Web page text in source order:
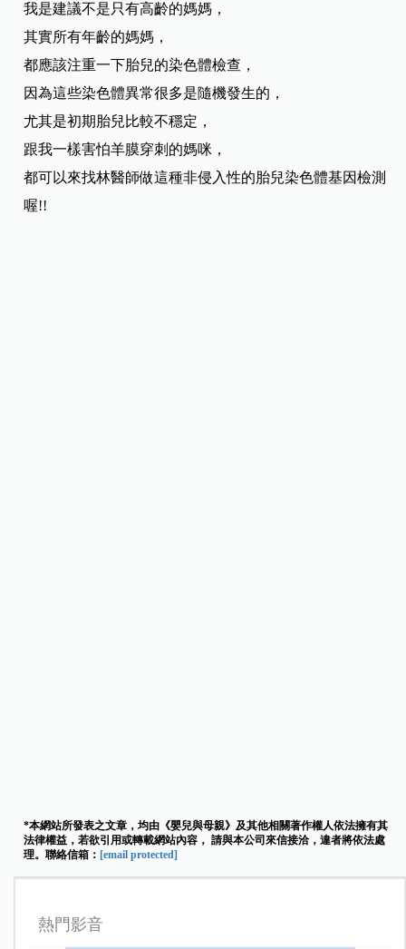
我是建議不是只有高齡的媽媽，
其實所有年齡的媽媽，
都應該注重一下胎兒的染色體檢查，
因為這些染色體異常很多是隨機發生的，
尤其是初期胎兒比較不穩定，
跟我一樣害怕羊膜穿刺的媽咪，
都可以來找林醫師做這種非侵入性的胎兒染色體基因檢測
喔!!
*本網站所發表之文章，均由《嬰兒與母親》及其他相關著作權人依法擁有其
法律權益，若欲引用或轉載網站內容， 請與本公司來信接洽，違者將依法處
理。聯絡信箱： [email protected]
熱門影音